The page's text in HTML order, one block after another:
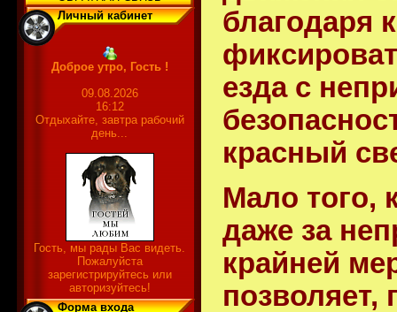
Личный кабинет
Доброе утро, Гость !
09.08.2026
16:12
Отдыхайте, завтра рабочий
день...
Гость, мы рады Вас видеть.
Пожалуйста
зарегистрируйтесь или
авторизуйтесь!
Форма входа
благодаря
езда с
красный
Мало того,
даже за
крайней
позволяет,